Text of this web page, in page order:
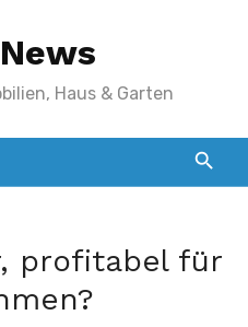
Haus & Garten
profitabel für